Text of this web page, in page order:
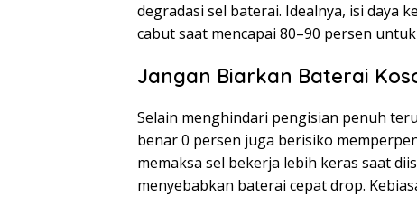
degradasi sel baterai. Idealnya, isi daya
cabut saat mencapai 80–90 persen
Jangan Biarkan Baterai
Selain menghindari pengisian penuh
benar 0 persen juga berisiko
memaksa sel bekerja lebih keras saat
menyebabkan baterai cepat drop.